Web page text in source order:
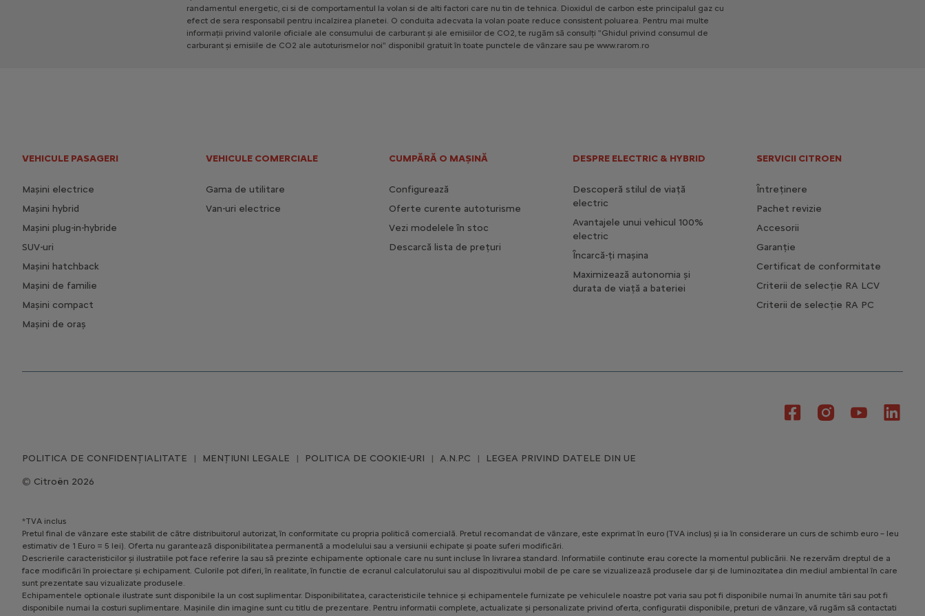
Noul C3 MAX
Caracteristici principale
Electric
26 760 € Cu TVA
randamentul energetic, ci si de comportamentul la volan si de alti factori care nu tin de tehnica. Dioxidul de carbon este principalul gaz cu
efect de sera responsabil pentru incalzirea planetei. O conduita adecvata la volan poate reduce consistent poluarea. Pentru mai multe
informații privind valorile oficiale ale consumului de carburant și ale emisiilor de CO2, te rugăm să consulți "Ghidul privind consumul de
carburant și emisiile de CO2 ale autoturismelor noi" disponibil gratuit în toate punctele de vânzare sau pe www.rarom.ro
VEHICULE PASAGERI
Mașini electrice
Mașini hybrid
Mașini plug-in-hybride
SUV-uri
Mașini hatchback
Mașini de familie
Mașini compact
Mașini de oraș
VEHICULE COMERCIALE
Gama de utilitare
Van-uri electrice
CUMPĂRĂ O MAȘINĂ
Configurează
Oferte curente autoturisme
Vezi modelele în stoc
Descarcă lista de prețuri
DESPRE ELECTRIC & HYBRID
Descoperă stilul de viață
electric
Avantajele unui vehicul 100%
electric
Încarcă-ți mașina
Maximizează autonomia și
durata de viață a bateriei
SERVICII CITROEN
Întreținere
Pachet revizie
Accesorii
Garanție
Certificat de conformitate
Criterii de selecție RA LCV
Criterii de selecție RA PC
Citroën 2026
POLITICA DE CONFIDENȚIALITATE MENȚIUNI LEGALE POLITICA DE COOKIE-URI A.N.P.C LEGEA PRIVIND DATELE DIN UE
*TVA inclus
Pretul final de vânzare este stabilit de către distribuitorul autorizat, în conformitate cu propria politică comercială. Pretul recomandat de vânzare, este exprimat în euro (TVA inclus) și ia în considerare un curs de schimb euro – leu
estimativ de 1 Euro = 5 lei). Oferta nu garantează disponibilitatea permanentă a modelului sau a versiunii echipate și poate suferi modificări.
Descrierile caracteristicilor și ilustratiile pot face referire la sau să prezinte echipamente optionale care nu sunt incluse în livrarea standard. Informatiile continute erau corecte la momentul publicării. Ne rezervăm dreptul de a
face modificări în proiectare și echipament. Culorile pot diferi, în realitate, în functie de ecranul calculatorului sau al dispozitivului mobil de pe care se vizualizează produsele dar și de luminozitatea din mediul ambiental în care
sunt prezentate sau vizualizate produsele.
Echipamentele optionale ilustrate sunt disponibile la un cost suplimentar. Disponibilitatea, caracteristicile tehnice și echipamentele furnizate pe vehiculele noastre pot varia sau pot fi disponibile numai în anumite tări sau pot fi
disponibile numai la costuri suplimentare. Mașinile din imagine sunt cu titlu de prezentare. Pentru informatii complete, actualizate și personalizate privind oferta, configuratii disponibile, preturi de vânzare, vă rugăm să contactati